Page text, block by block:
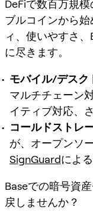
DeFiで数百万規
ブルコインから始
ィ、使いやすさ
に尽きます。
モバイル/デスク
マルチチェーン
イティブ対応、
コールドストレ
が、オープンソ
SignGuardによ
Baseでの暗号資
戻しませんか？